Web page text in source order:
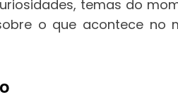
temas do
o que acontece no